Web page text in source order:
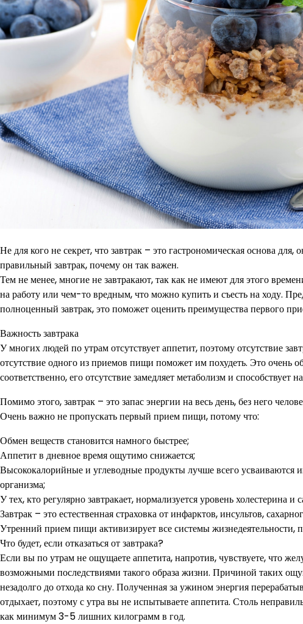
Не для кого не секрет, что завтрак – это гастрономическая основа
правильный завтрак, почему он так важен.
Тем не менее, многие не завтракают, так как не имеют для этого
на работу или чем-то вредным, что можно купить и съесть на ходу.
полноценный завтрак, это поможет оценить преимущества первого
Важность завтрака
У многих людей по утрам отсутствует аппетит, поэтому отсутствие
отсутствие одного из приемов пищи поможет им похудеть. Это очень
соответственно, его отсутствие замедляет метаболизм и
Помимо этого, завтрак – это запас энергии на весь день, без него
Очень важно не пропускать первый прием пищи, потому что:
Обмен веществ становится намного быстрее;
Аппетит в дневное время ощутимо снижается;
Высококалорийные и углеводные продукты лучше всего усваиваются
организма;
У тех, кто регулярно завтракает, нормализуется уровень холестерина и
Завтрак – это естественная страховка от инфарктов, инсультов,
Утренний прием пищи активизирует все системы жизнедеятельности,
Что будет, если отказаться от завтрака?
Если вы по утрам не ощущаете аппетита, напротив, чувствуете, что
возможными последствиями такого образа жизни. Причиной таких
незадолго до отхода ко сну. Полученная за ужином энергия
отдыхает, поэтому с утра вы не испытываете аппетита. Столь
как минимум 3-5 лишних килограмм в год.